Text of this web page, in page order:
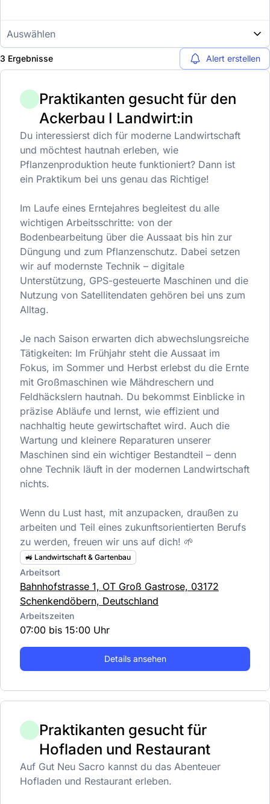
Auswählen
3 Ergebnisse Alert erstellen
Praktikanten gesucht für den
Ackerbau I Landwirt:in
Du interessierst dich für moderne Landwirtschaft
und möchtest hautnah erleben, wie
Pflanzenproduktion heute funktioniert? Dann ist
ein Praktikum bei uns genau das Richtige!
Im Laufe eines Erntejahres begleitest du alle
wichtigen Arbeitsschritte: von der
Bodenbearbeitung über die Aussaat bis hin zur
Düngung und zum Pflanzenschutz. Dabei setzen
wir auf modernste Technik – digitale
Unterstützung, GPS-gesteuerte Maschinen und die
Nutzung von Satellitendaten gehören bei uns zum
Alltag.
Je nach Saison erwarten dich abwechslungsreiche
Tätigkeiten: Im Frühjahr steht die Aussaat im
Fokus, im Sommer und Herbst erlebst du die Ernte
mit Großmaschinen wie Mähdreschern und
Feldhäckslern hautnah. Du bekommst Einblicke in
präzise Abläufe und lernst, wie effizient und
nachhaltig heute gewirtschaftet wird. Auch die
Wartung und kleinere Reparaturen unserer
Maschinen sind ein wichtiger Bestandteil – denn
ohne Technik läuft in der modernen Landwirtschaft
nichts.
Wenn du Lust hast, mit anzupacken, draußen zu
arbeiten und Teil eines zukunftsorientierten Berufs
zu werden, freuen wir uns auf dich! 🌱
🚜 Landwirtschaft & Gartenbau
Arbeitsort
Bahnhofstrasse 1, OT Groß Gastrose, 03172
Schenkendöbern, Deutschland
Arbeitszeiten
07:00 bis 15:00 Uhr
Details ansehen
Praktikanten gesucht für
Hofladen und Restaurant
Auf Gut Neu Sacro kannst du das Abenteuer
Hofladen und Restaurant erleben.